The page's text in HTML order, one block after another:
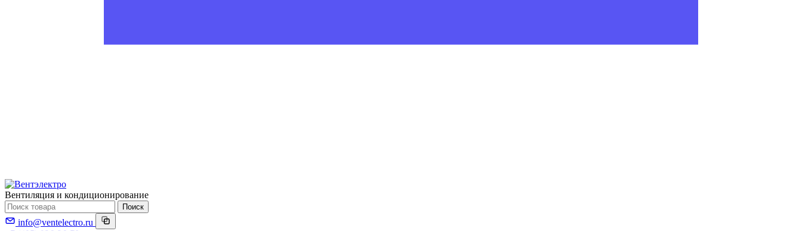
Вентиляция и кондиционирование
Поиск
info@ventelectro.ru